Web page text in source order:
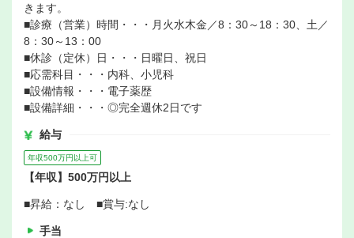
きます。
■診療（営業）時間・・・月火水木金／8：30～18：30、土／
8：30～13：00
■休診（定休）日・・・日曜日、祝日
■応需科目・・・内科、小児科
■設備情報・・・電子薬歴
■設備詳細・・・◎完全週休2日です
給与
年収500万円以上可
【年収】500万円以上
■昇給：なし ■賞与:なし
手当